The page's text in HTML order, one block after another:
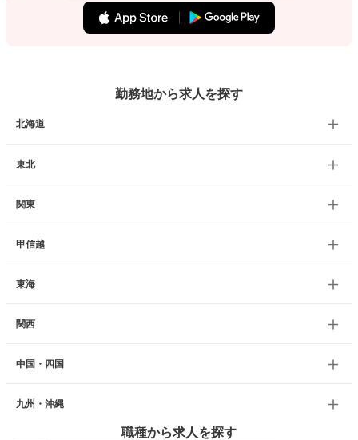
勤務地から求人を探す
北海道
東北
関東
甲信越
東海
関西
中国・四国
九州・沖縄
職種から求人を探す